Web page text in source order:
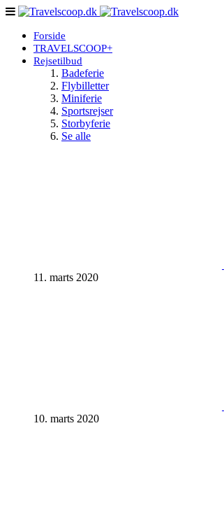
Forside
TRAVELSCOOP+
Rejsetilbud
Badeferie
Flybilletter
Miniferie
Sportsrejser
Storbyferie
Se alle
11. marts 2020
10. marts 2020